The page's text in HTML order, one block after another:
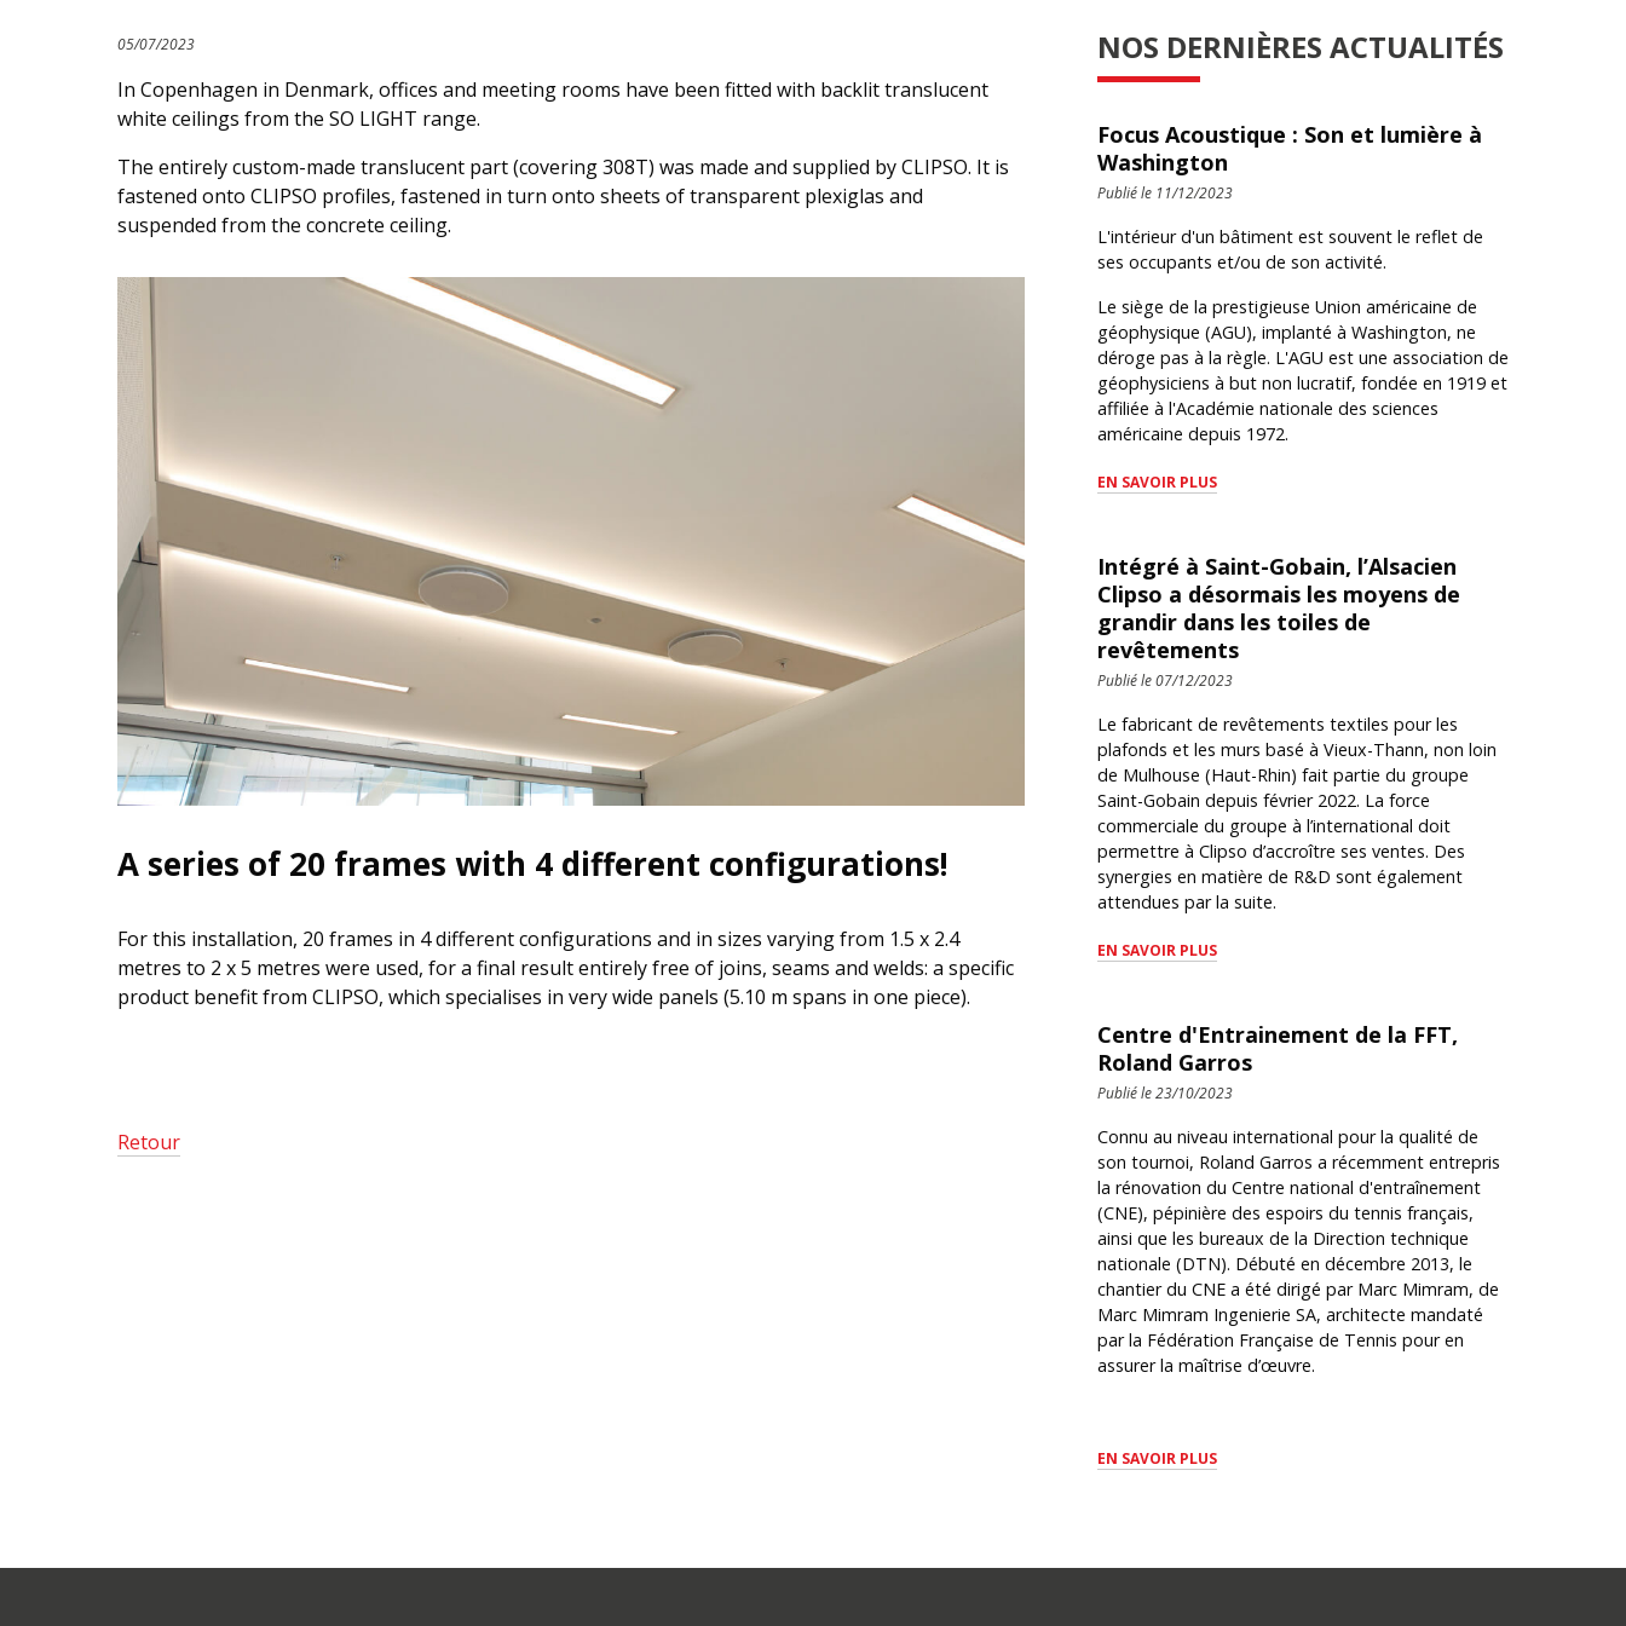
05/07/2023
In Copenhagen in Denmark, offices and meeting rooms have been fitted with backlit translucent
white ceilings from the SO LIGHT range.
The entirely custom-made translucent part (covering 308T) was made and supplied by CLIPSO. It is
fastened onto CLIPSO profiles, fastened in turn onto sheets of transparent plexiglas and
suspended from the concrete ceiling.
A series of 20 frames with 4 different configurations!
For this installation, 20 frames in 4 different configurations and in sizes varying from 1.5 x 2.4
metres to 2 x 5 metres were used, for a final result entirely free of joins, seams and welds: a specific
product benefit from CLIPSO, which specialises in very wide panels (5.10 m spans in one piece).
Retour
NOS DERNIÈRES ACTUALITÉS
Focus Acoustique : Son et lumière à
Washington
Publié le 11/12/2023
L'intérieur d'un bâtiment est souvent le reflet de
ses occupants et/ou de son activité.
Le siège de la prestigieuse Union américaine de
géophysique (AGU), implanté à Washington, ne
déroge pas à la règle. L'AGU est une association de
géophysiciens à but non lucratif, fondée en 1919 et
affiliée à l'Académie nationale des sciences
américaine depuis 1972.
EN SAVOIR PLUS
Intégré à Saint-Gobain, l’Alsacien
Clipso a désormais les moyens de
grandir dans les toiles de
revêtements
Publié le 07/12/2023
Le fabricant de revêtements textiles pour les
plafonds et les murs basé à Vieux-Thann, non loin
de Mulhouse (Haut-Rhin) fait partie du groupe
Saint-Gobain depuis février 2022. La force
commerciale du groupe à l’international doit
permettre à Clipso d’accroître ses ventes. Des
synergies en matière de R&D sont également
attendues par la suite.
EN SAVOIR PLUS
Centre d'Entrainement de la FFT,
Roland Garros
Publié le 23/10/2023
Connu au niveau international pour la qualité de
son tournoi, Roland Garros a récemment entrepris
la rénovation du Centre national d'entraînement
(CNE), pépinière des espoirs du tennis français,
ainsi que les bureaux de la Direction technique
nationale (DTN). Débuté en décembre 2013, le
chantier du CNE a été dirigé par Marc Mimram, de
Marc Mimram Ingenierie SA, architecte mandaté
par la Fédération Française de Tennis pour en
assurer la maîtrise d’œuvre.
EN SAVOIR PLUS